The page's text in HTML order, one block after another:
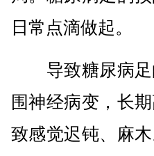
日常点滴做起。
导致糖尿病足
围神经病变，长
致感觉迟钝、麻